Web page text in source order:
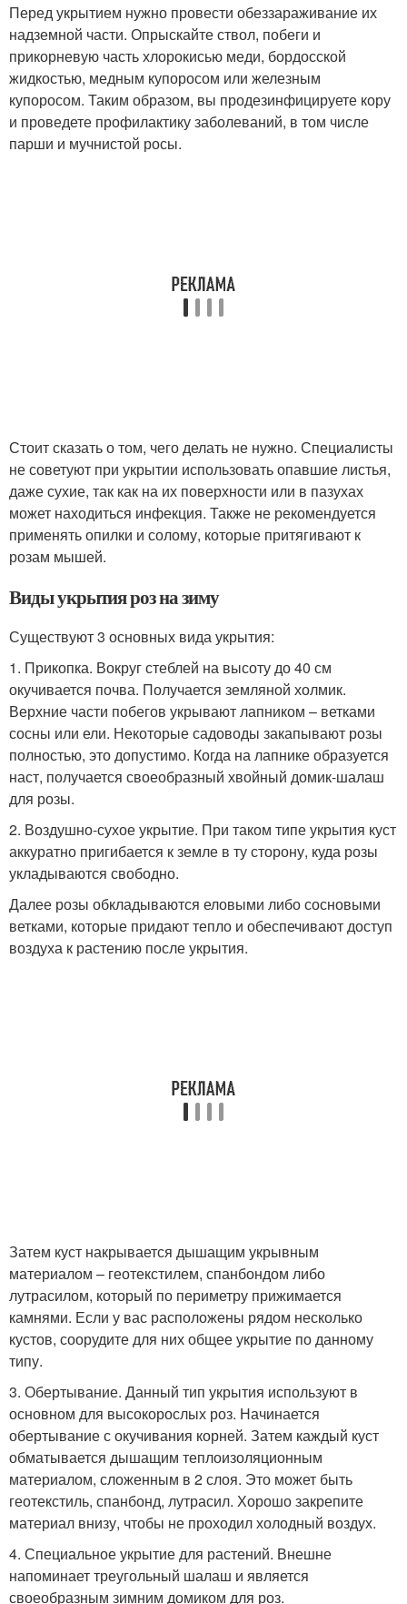
Перед укрытием нужно провести обеззараживание их
надземной части. Опрыскайте ствол, побеги и
прикорневую часть хлорокисью меди, бордосской
жидкостью, медным купоросом или железным
купоросом. Таким образом, вы продезинфицируете кору
и проведете профилактику заболеваний, в том числе
парши и мучнистой росы.
Стоит сказать о том, чего делать не нужно. Специалисты
не советуют при укрытии использовать опавшие листья,
даже сухие, так как на их поверхности или в пазухах
может находиться инфекция. Также не рекомендуется
применять опилки и солому, которые притягивают к
розам мышей.
Виды укрытия роз на зиму
Существуют 3 основных вида укрытия:
1. Прикопка. Вокруг стеблей на высоту до 40 см
окучивается почва. Получается земляной холмик.
Верхние части побегов укрывают лапником – ветками
сосны или ели. Некоторые садоводы закапывают розы
полностью, это допустимо. Когда на лапнике образуется
наст, получается своеобразный хвойный домик-шалаш
для розы.
2. Воздушно-сухое укрытие. При таком типе укрытия куст
аккуратно пригибается к земле в ту сторону, куда розы
укладываются свободно.
Далее розы обкладываются еловыми либо сосновыми
ветками, которые придают тепло и обеспечивают доступ
воздуха к растению после укрытия.
Затем куст накрывается дышащим укрывным
материалом – геотекстилем, спанбондом либо
лутрасилом, который по периметру прижимается
камнями. Если у вас расположены рядом несколько
кустов, соорудите для них общее укрытие по данному
типу.
3. Обертывание. Данный тип укрытия используют в
основном для высокорослых роз. Начинается
обертывание с окучивания корней. Затем каждый куст
обматывается дышащим теплоизоляционным
материалом, сложенным в 2 слоя. Это может быть
геотекстиль, спанбонд, лутрасил. Хорошо закрепите
материал внизу, чтобы не проходил холодный воздух.
4. Специальное укрытие для растений. Внешне
напоминает треугольный шалаш и является
своеобразным зимним домиком для роз.